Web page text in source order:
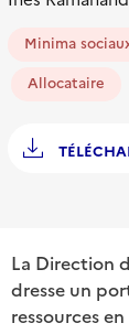
Minima
Allocataire
La Direction
dresse un
ressources